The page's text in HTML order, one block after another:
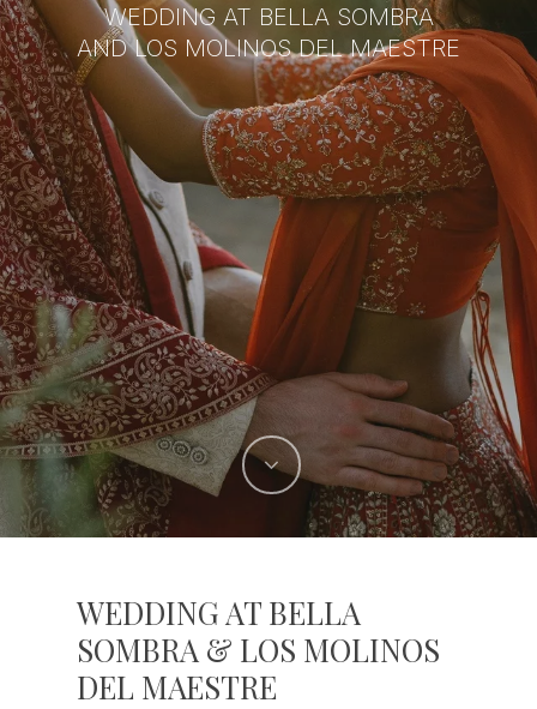
WEDDING AT BELLA SOMBRA
AND LOS MOLINOS DEL MAESTRE
WEDDING AT BELLA
SOMBRA & LOS MOLINOS
DEL MAESTRE